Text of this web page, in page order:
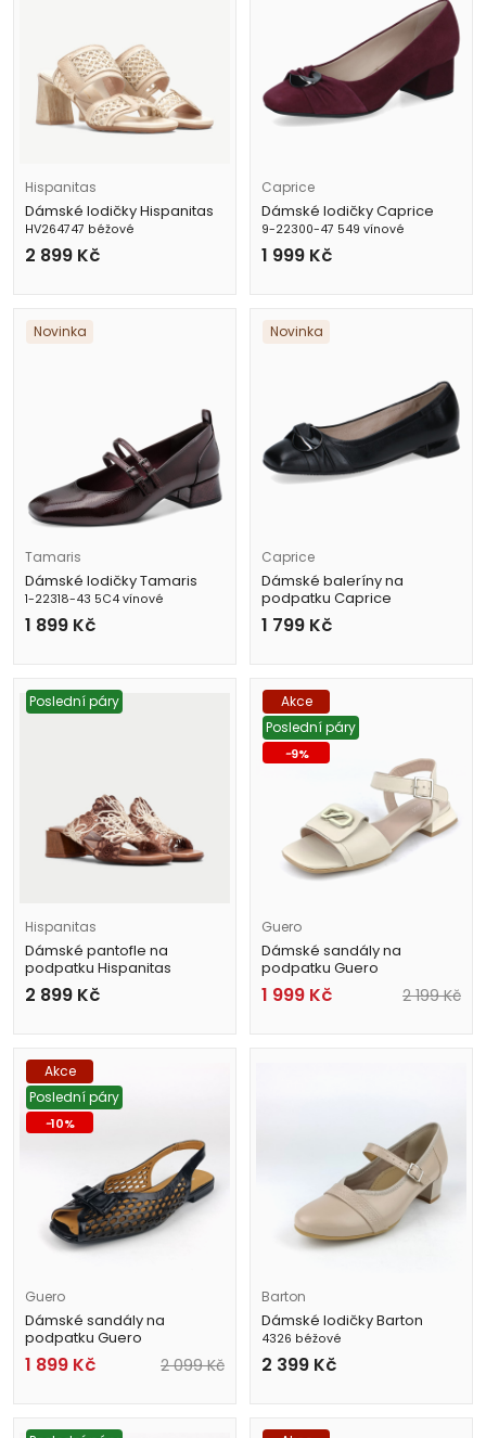
Hispanitas
Dámské lodičky Hispanitas
HV264747 béžové
2 899 Kč
Caprice
Dámské lodičky Caprice
9-22300-47 549 vínové
1 999 Kč
Novinka
Tamaris
Dámské lodičky Tamaris
1-22318-43 5C4 vínové
1 899 Kč
Novinka
Caprice
Dámské baleríny na
podpatku Caprice
9-22105-47 černé
1 799 Kč
Poslední páry
Hispanitas
Dámské pantofle na
podpatku Hispanitas
HV264841 hnědé
2 899 Kč
Akce
Poslední páry
-9%
Guero
Dámské sandály na
podpatku Guero
G103-1541 béžové
1 999 Kč 2 199Kč
Akce
Poslední páry
-10%
Guero
Dámské sandály na
podpatku Guero
G064-00309 černé
1 899 Kč 2 099Kč
Barton
Dámské lodičky Barton
4326 béžové
2 399 Kč